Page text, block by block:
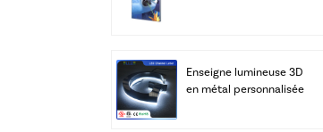
Enseigne lumineuse 3D
en métal personnalisée